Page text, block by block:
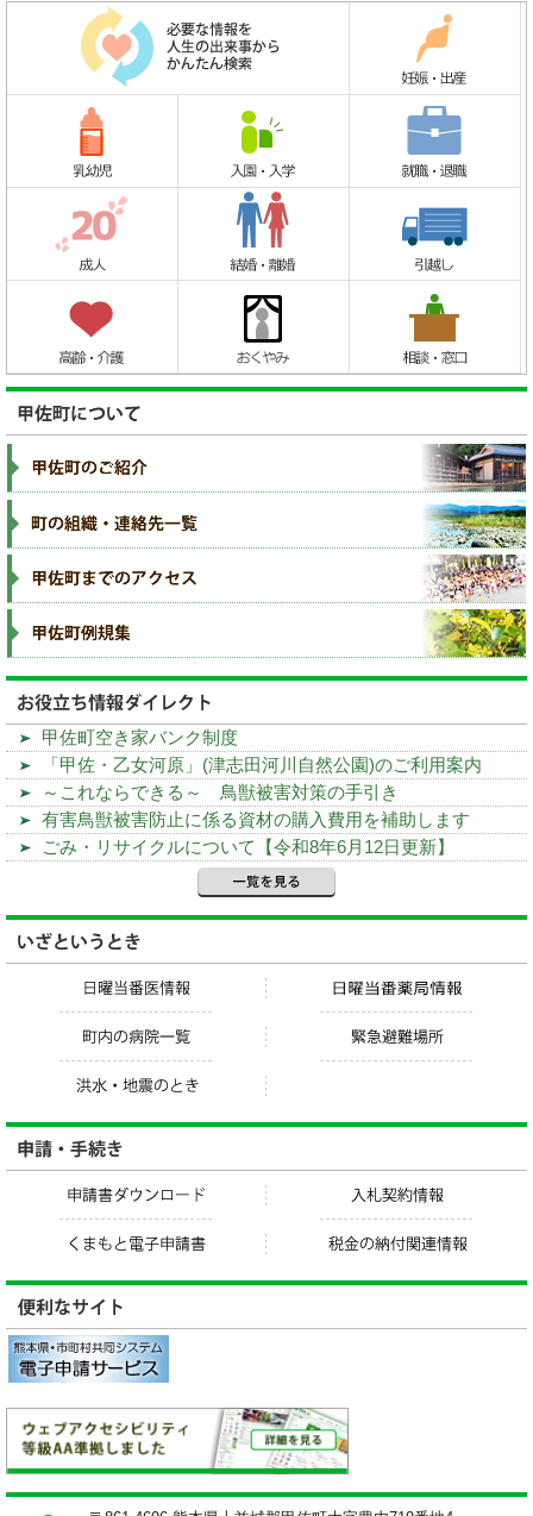
甲佐町空き家バンク制度
「甲佐・乙女河原」(津志田河川自然公園)のご利用案内
～これならできる～ 鳥獣被害対策の手引き
有害鳥獣被害防止に係る資材の購入費用を補助します
ごみ・リサイクルについて【令和8年6月12日更新】